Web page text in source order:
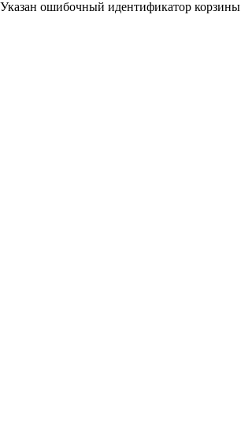
Указан ошибочный идентификатор корзины